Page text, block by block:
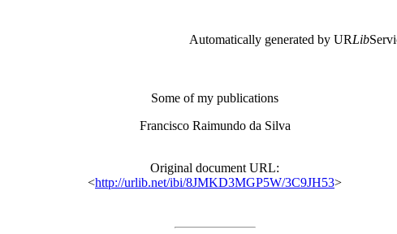
Automatically generated by URLib
Some of my publications
Francisco Raimundo da Silva
Original document URL:
<http://urlib.net/ibi/8JMKD3MGP5W/3C9JH53>